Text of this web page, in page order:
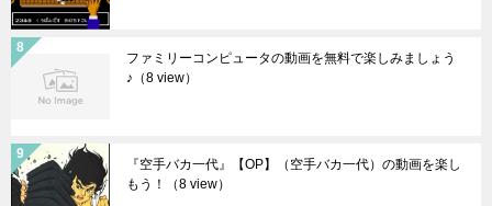
ファミリーコンピュータの動画を無料で楽しみましょう
♪ （8 view）
『空手バカ一代』【OP】（空手バカ一代）の動画を楽し
もう！
（8 view）